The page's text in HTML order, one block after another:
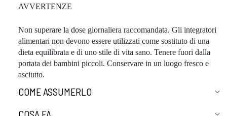
AVVERTENZE
Non superare la dose giornaliera raccomandata. Gli integratori
alimentari non devono essere utilizzati come sostituto di una
dieta equilibrata e di uno stile di vita sano. Tenere fuori dalla
portata dei bambini piccoli. Conservare in un luogo fresco e
asciutto.
COME ASSUMERLO